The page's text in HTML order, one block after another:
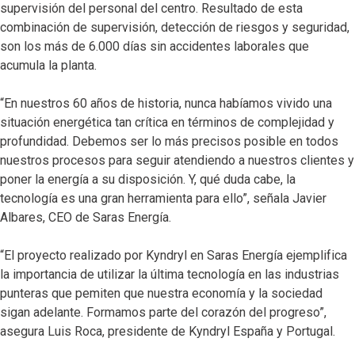
supervisión del personal del centro. Resultado de esta
combinación de supervisión, detección de riesgos y seguridad,
son los más de 6.000 días sin accidentes laborales que
acumula la planta.
“En nuestros 60 años de historia, nunca habíamos vivido una
situación energética tan crítica en términos de complejidad y
profundidad. Debemos ser lo más precisos posible en todos
nuestros procesos para seguir atendiendo a nuestros clientes y
poner la energía a su disposición. Y, qué duda cabe, la
tecnología es una gran herramienta para ello”, señala Javier
Albares, CEO de Saras Energía.
“El proyecto realizado por Kyndryl en Saras Energía ejemplifica
la importancia de utilizar la última tecnología en las industrias
punteras que pemiten que nuestra economía y la sociedad
sigan adelante. Formamos parte del corazón del progreso”,
asegura Luis Roca, presidente de Kyndryl España y Portugal.